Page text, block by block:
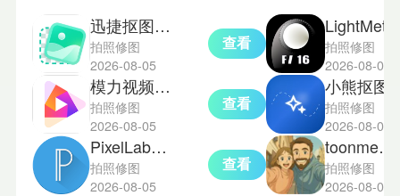
迅捷抠图在线版
拍照修图
2026-08-05
查看
模力视频剪辑
拍照修图
2026-08-05
查看
PixelLab汉化版
拍照修图
2026-08-05
查看
拍照修图
2026-08-05
拍照修图
2026-08-04
toonme相机免费版
拍照修图
2026-08-03